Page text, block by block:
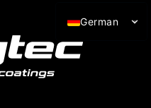
German
Croatian